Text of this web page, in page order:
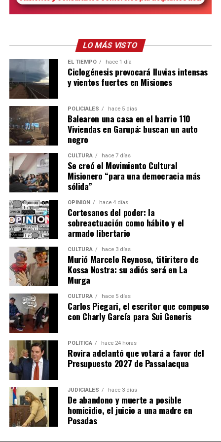
Además de las clases teóricas, los jóvenes ya
preparación de suelos.
Para Skölfman, que habitualmente se desempeña en
diseño y planificación, la experiencia tiene un valor
especial:
“Una cosa es diseñar una máquina en la computadora y
otra muy distinta es subirse a un tractor, sentir cómo
trabaja y entender en condiciones reales lo que uno
proyecta”.
Una fábrica misionera con proyección
internacional
La empresa Lory emplea actualmente a 17 personas,
entre personal administrativo, ingenieros de diseño y
operarios de producción.
La firma fabrica cosechadoras de yerba mate, té y
tabaco, además de implementos agrícolas como
desmalezadoras, fumigadoras, fertilizadoras y otros
equipos adaptados a las condiciones productivas de
Misiones.
Ante la caída de las ventas de maquinaria en los últimos
años, la empresa decidió diversificar su actividad
incorporando reparaciones, servicios de corte con
pantógrafo y trabajos de diseño para terceros.
“Nos abrimos un poco para no dejar sin trabajo a los
muchachos. Formar un operario lleva años y perder ese
capital humano sería un retroceso enorme”, afirmó
Lory.
LO MÁS VISTO
EL TIEMPO hace 1 día
Ciclogénesis provocará lluvias intensas
y vientos fuertes en Misiones
POLICIALES hace 5 días
Balearon una casa en el barrio 110
Viviendas en Garupá: buscan un auto
negro
CULTURA hace 7 días
Se creó el Movimiento Cultural
Misionero “para una democracia más
sólida”
OPINIÓN hace 4 días
Cortesanos del poder: la
sobreactuación como hábito y el
armado libertario
CULTURA hace 3 días
Murió Marcelo Reynoso, titiritero de
Kossa Nostra: su adiós será en La
Murga
CULTURA hace 5 días
Carlos Piegari, el escritor que compuso
con Charly García para Sui Generis
POLÍTICA hace 24 horas
Rovira adelantó que votará a favor del
Presupuesto 2027 de Passalacqua
JUDICIALES hace 3 días
De abandono y muerte a posible
homicidio, el juicio a una madre en
Posadas